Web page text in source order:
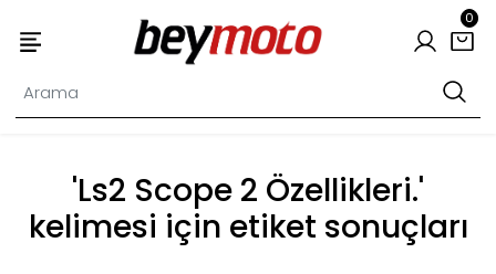
0
'Ls2 Scope 2 Özellikleri.'
kelimesi için etiket sonuçları